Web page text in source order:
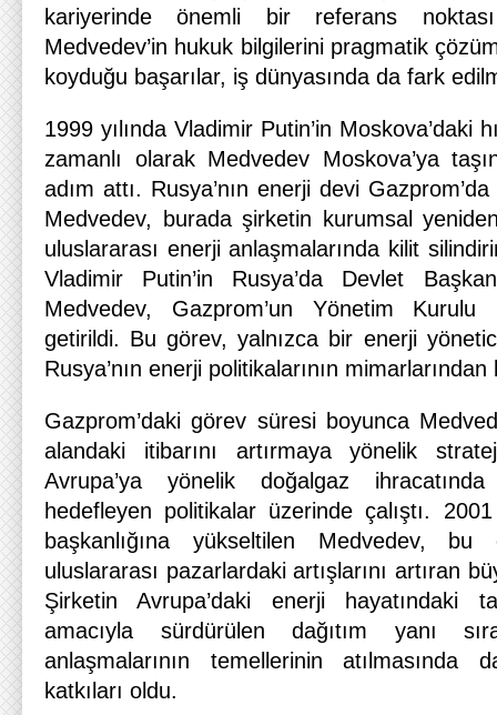
kariyerinde önemli bir referans
Medvedev’in hukuk bilgilerini pragmatik
koyduğu başarılar, iş dünyasında da fark
1999 yılında Vladimir Putin’in Moskova’daki
zamanlı olarak Medvedev Moskova’ya
adım attı. Rusya’nın enerji devi
Medvedev, burada şirketin kurumsal
uluslararası enerji anlaşmalarında kilit
Vladimir Putin’in Rusya’da Devlet
Medvedev, Gazprom’un Yönetim Kurulu
getirildi. Bu görev, yalnızca bir enerji
Rusya’nın enerji politikalarının
Gazprom’daki görev süresi boyunca
alandaki itibarını artırmaya yönelik
Avrupa’ya yönelik doğalgaz ihracatında
hedefleyen politikalar üzerinde çalıştı.
başkanlığına yükseltilen Medvedev, bu
uluslararası pazarlardaki artışlarını artıran
Şirketin Avrupa’daki enerji hayatındaki
amacıyla sürdürülen dağıtım yanı
anlaşmalarının temellerinin atılmasında
katkıları oldu.